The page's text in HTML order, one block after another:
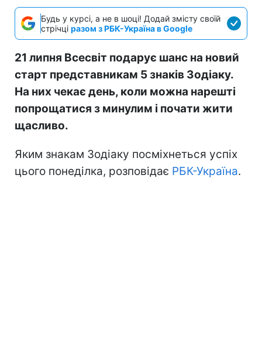
Будь у курсі, а не в шоці! Додай змісту своїй
стрічці разом з РБК-Україна в Google
21 липня Всесвіт подарує шанс на новий
старт представникам 5 знаків Зодіаку.
На них чекає день, коли можна нарешті
попрощатися з минулим і почати жити
щасливо.
Яким знакам Зодіаку посміхнеться успіх
цього понеділка, розповідає РБК-Україна.